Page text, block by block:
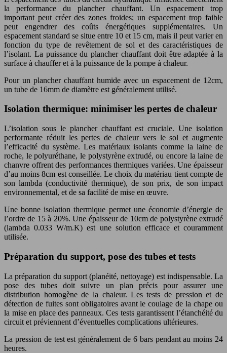
la performance du plancher chauffant. Un espacement trop
important peut créer des zones froides; un espacement trop faible
peut engendrer des coûts énergétiques supplémentaires. Un
espacement standard se situe entre 10 et 15 cm, mais il peut varier en
fonction du type de revêtement de sol et des caractéristiques de
l’isolant. La puissance du plancher chauffant doit être adaptée à la
surface à chauffer et à la puissance de la pompe à chaleur.
Pour un plancher chauffant humide avec un espacement de 12cm,
un tube de 16mm de diamètre est généralement utilisé.
Isolation thermique: minimiser les pertes de chaleur
L’isolation sous le plancher chauffant est cruciale. Une isolation
performante réduit les pertes de chaleur vers le sol et augmente
l’efficacité du système. Les matériaux isolants comme la laine de
roche, le polyuréthane, le polystyrène extrudé, ou encore la laine de
chanvre offrent des performances thermiques variées. Une épaisseur
d’au moins 8cm est conseillée. Le choix du matériau tient compte de
son lambda (conductivité thermique), de son prix, de son impact
environnemental, et de sa facilité de mise en œuvre.
Une bonne isolation thermique permet une économie d’énergie de
l’ordre de 15 à 20%. Une épaisseur de 10cm de polystyrène extrudé
(lambda 0.033 W/m.K) est une solution efficace et couramment
utilisée.
Préparation du support, pose des tubes et tests
La préparation du support (planéité, nettoyage) est indispensable. La
pose des tubes doit suivre un plan précis pour assurer une
distribution homogène de la chaleur. Les tests de pression et de
détection de fuites sont obligatoires avant le coulage de la chape ou
la mise en place des panneaux. Ces tests garantissent l’étanchéité du
circuit et préviennent d’éventuelles complications ultérieures.
La pression de test est généralement de 6 bars pendant au moins 24
heures.